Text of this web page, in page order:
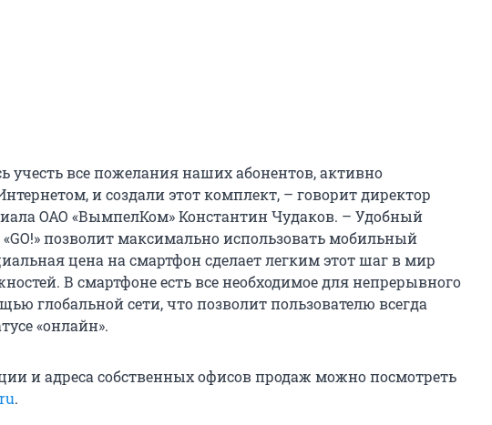
учесть все пожелания наших абонентов, активно
и создали этот комплект, – говорит директор
ОАО «ВымпелКом» Константин Чудаков. – Удобный
позволит максимально использовать мобильный
цена на смартфон сделает легким этот шаг в мир
В смартфоне есть все необходимое для непрерывного
глобальной сети, что позволит пользователю всегда
«онлайн».
и адреса собственных офисов продаж можно посмотреть
.